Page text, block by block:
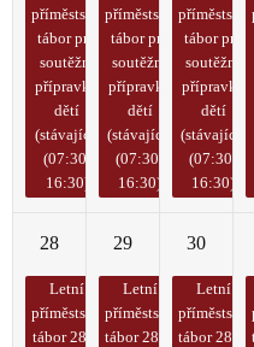
příměstský
tábor pro
soutěžní
přípravky
dětí
(stávající)
(07:30-
16:30)
příměstský
tábor pro
soutěžní
přípravky
dětí
(stávající)
(07:30-
16:30)
příměstský
tábor pro
soutěžní
přípravky
dětí
(stávající)
(07:30-
16:30)
28
Letní
příměstský
tábor 28.7.
29
Letní
příměstský
tábor 28.7.
30
Letní
příměstský
tábor 28.7.